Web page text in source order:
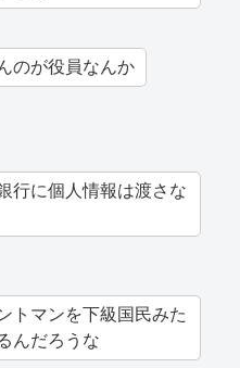
のが役員なんか
行に個人情報は渡さな
トマンを下級国民みた
んだろうな